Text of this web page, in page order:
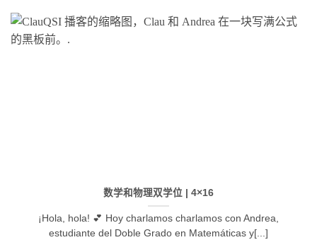
数学和物理双学位 | 4×16
¡Hola, hola! 💕 Hoy charlamos charlamos con Andrea,
estudiante del Doble Grado en Matemáticas y[...]